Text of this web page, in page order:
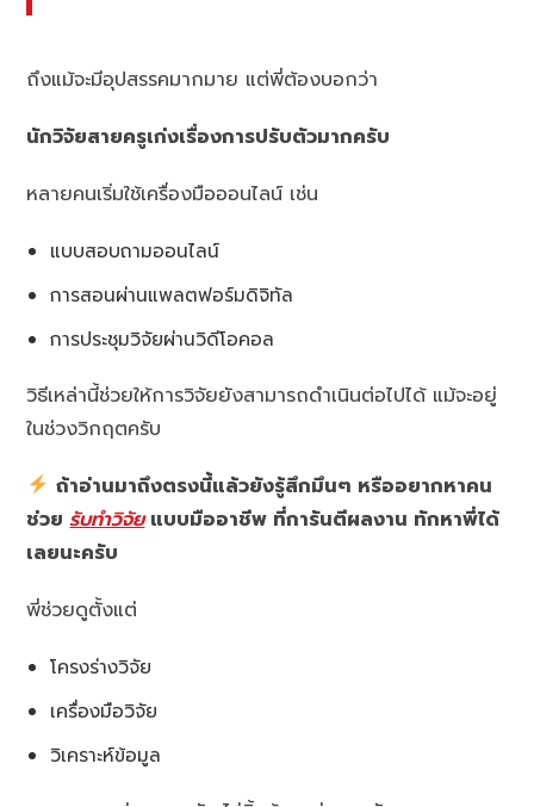
ถึงแม้จะมีอุปสรรคมากมาย แต่พี่ต้องบอกว่า
นักวิจัยสายครูเก่งเรื่องการปรับตัวมากครับ
หลายคนเริ่มใช้เครื่องมือออนไลน์ เช่น
แบบสอบถามออนไลน์
การสอนผ่านแพลตฟอร์มดิจิทัล
การประชุมวิจัยผ่านวิดีโอคอล
วิธีเหล่านี้ช่วยให้การวิจัยยังสามารถดำเนินต่อไปได้ แม้จะอยู่
ในช่วงวิกฤตครับ
ถ้าอ่านมาถึงตรงนี้แล้วยังรู้สึกมึนๆ หรืออยากหาคน
ช่วยรับทำวิจัยแบบมืออาชีพ ที่การันตีผลงาน ทักหาพี่ได้
เลยนะครับ
พี่ช่วยดูตั้งแต่
โครงร่างวิจัย
เครื่องมือวิจัย
วิเคราะห์ข้อมูล